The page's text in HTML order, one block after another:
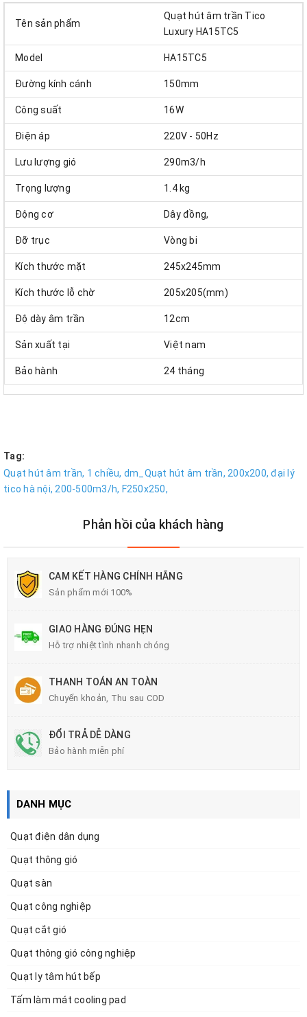
Tên sản phẩm
Quạt hút âm trần Tico
Luxury HA15TC5
Model HA15TC5
Đường kính cánh 150mm
Công suất 16W
Điện áp 220V - 50Hz
Lưu lượng gió 290m3/h
Trọng lượng 1.4 kg
Động cơ Dây đồng,
Đỡ trục Vòng bi
Kích thước mặt 245x245mm
Kích thước lỗ chờ 205x205(mm)
Độ dày âm trần 12cm
Sản xuất tại Việt nam
Bảo hành 24 tháng
Tag:
Quạt hút âm trần, 1 chiều, dm_Quạt hút âm trần, 200x200, đại lý
tico hà nội, 200-500m3/h, F250x250,
Phản hồi của khách hàng
CAM KẾT HÀNG CHÍNH HÃNG
Sản phẩm mới 100%
GIAO HÀNG ĐÚNG HẸN
Hỗ trợ nhiệt tình nhanh chóng
THANH TOÁN AN TOÀN
Chuyển khoản, Thu sau COD
ĐỔI TRẢ DỄ DÀNG
Bảo hành miễn phí
DANH MỤC
Quạt điện dân dụng
Quạt thông gió
Quạt sàn
Quạt công nghiệp
Quạt cắt gió
Quạt thông gió công nghiệp
Quạt ly tâm hút bếp
Tấm làm mát cooling pad